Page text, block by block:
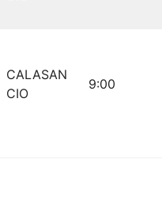
CALASAN
CIO
9:00